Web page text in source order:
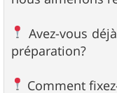
Avez-vous
préparation?
Comment